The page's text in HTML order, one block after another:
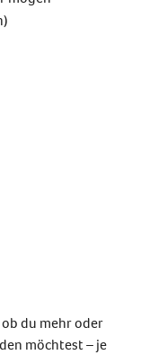
du mehr oder
möchtest – je